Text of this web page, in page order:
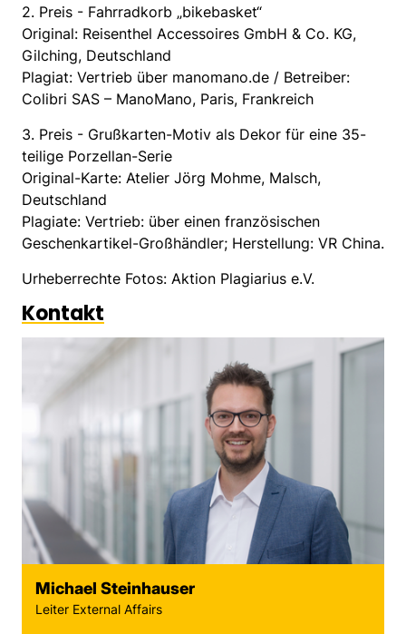
2. Preis - Fahrradkorb „bikebasket“
Original: Reisenthel Accessoires GmbH & Co. KG,
Gilching, Deutschland
Plagiat: Vertrieb über manomano.de / Betreiber:
Colibri SAS – ManoMano, Paris, Frankreich
3. Preis - Grußkarten-Motiv als Dekor für eine 35-
teilige Porzellan-Serie
Original-Karte: Atelier Jörg Mohme, Malsch,
Deutschland
Plagiate: Vertrieb: über einen französischen
Geschenkartikel-Großhändler; Herstellung: VR China.
Urheberrechte Fotos: Aktion Plagiarius e.V.
Kontakt
Michael Steinhauser
Leiter External Affairs